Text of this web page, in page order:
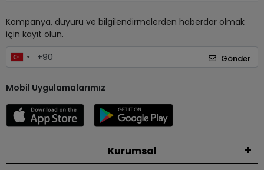
Kampanya, duyuru ve bilgilendirmelerden haberdar olmak
için kayıt olun.
Gönder
Mobil Uygulamalarımız
Kurumsal